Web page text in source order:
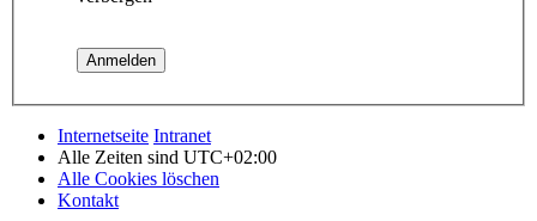
Internetseite Intranet
Alle Zeiten sind UTC+02:00
Alle Cookies löschen
Kontakt